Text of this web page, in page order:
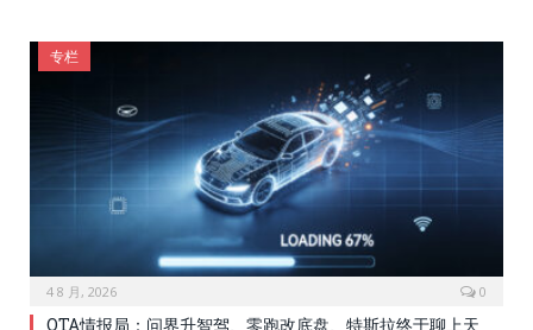
专栏
4 8 月, 2026 0
OTA情报局：问界升智驾、零跑改底盘、特斯拉终于聊上天